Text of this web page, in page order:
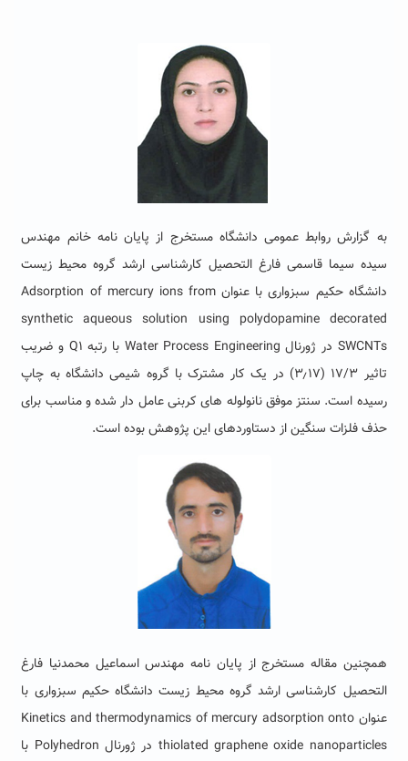
به گزارش روابط عمومی دانشگاه مستخرج از پایان نامه خانم مهندس
سیده سیما قاسمی فارغ التحصیل کارشناسی ارشد گروه محیط زیست
دانشگاه حکیم سبزواری با عنوان Adsorption of mercury ions from
synthetic aqueous solution using polydopamine decorated
SWCNTs در ژورنال Water Process Engineering با رتبه Q1 و ضریب
تاثیر ۱۷/۳ (۳٫۱۷) در یک کار مشترک با گروه شیمی دانشگاه به چاپ
رسیده است. سنتز موفق نانولوله های کربنی عامل دار شده و مناسب برای
حذف فلزات سنگین از دستاوردهای این پژوهش بوده است.
همچنین مقاله مستخرج از پایان نامه مهندس اسماعیل محمدنیا فارغ
التحصیل کارشناسی ارشد گروه محیط زیست دانشگاه حکیم سبزواری با
عنوان Kinetics and thermodynamics of mercury adsorption onto
thiolated graphene oxide nanoparticles در ژورنال Polyhedron با